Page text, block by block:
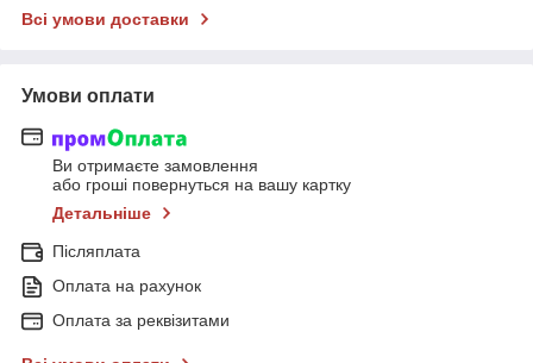
Всі умови доставки
Умови оплати
Ви отримаєте замовлення
або гроші повернуться на вашу картку
Детальніше
Післяплата
Оплата на рахунок
Оплата за реквізитами